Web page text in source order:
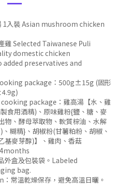
1入裝 Asian mushroom chicken
雞 Selected Taiwanese Puli
domestic chicken
added preservatives and
package：500g±15g (固形
package：雞高湯【水、雞
食用酒精)、原味雞粉{鹽、糖、麥
物、酵母萃取物、軟質棕油、水解
糊精}、胡椒粉(甘薯粕粉、胡椒、
基麥芽醇)】、雞肉、香菇
外盒及包裝袋。Labeled
bag.
常溫乾燥保存，避免高溫日曬。